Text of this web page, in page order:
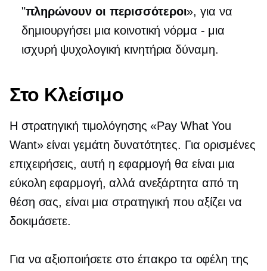
"πληρώνουν οι περισσότεροι», για να
δημιουργήσει μια κοινοτική νόρμα - μια
ισχυρή ψυχολογική κινητήρια δύναμη.
Στο Κλείσιμο
Η στρατηγική τιμολόγησης «Pay What You
Want» είναι γεμάτη δυνατότητες. Για ορισμένες
επιχειρήσεις, αυτή η εφαρμογή θα είναι μια
εύκολη εφαρμογή, αλλά ανεξάρτητα από τη
θέση σας, είναι μια στρατηγική που αξίζει να
δοκιμάσετε.
Για να αξιοποιήσετε στο έπακρο τα οφέλη της